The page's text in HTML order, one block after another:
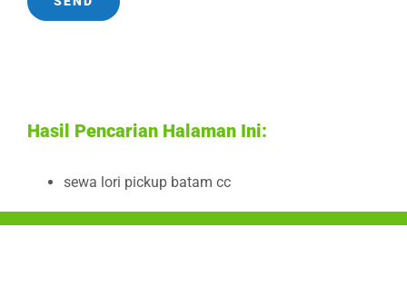
Hasil Pencarian Halaman Ini:
sewa lori pickup batam cc